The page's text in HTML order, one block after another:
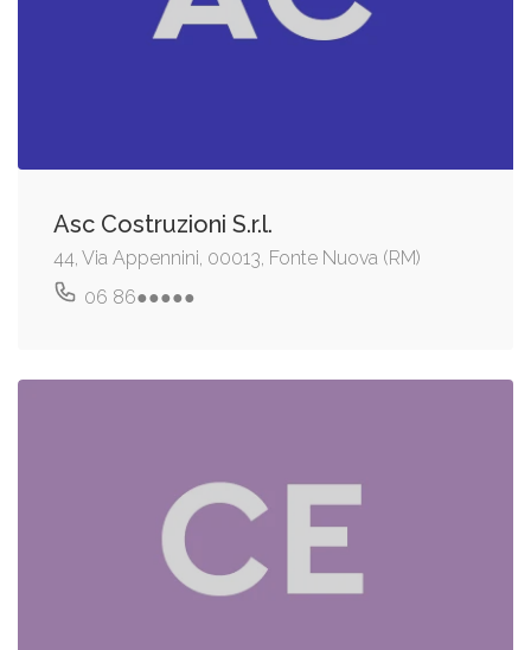
Asc Costruzioni S.r.l.
44, Via Appennini, 00013, Fonte Nuova (RM)
06 86●●●●●